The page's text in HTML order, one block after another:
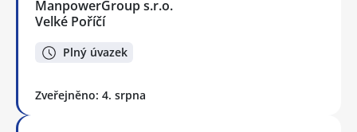
ManpowerGroup s.r.o.
Velké Poříčí
Plný úvazek
Zveřejněno: 4. srpna